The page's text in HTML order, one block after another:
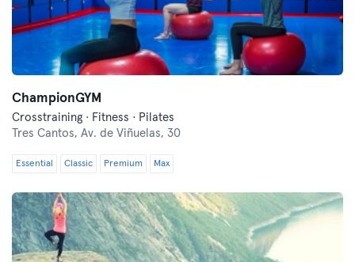
ChampionGYM
Crosstraining · Fitness · Pilates
Tres Cantos, Av. de Viñuelas, 30
Essential Classic Premium Max